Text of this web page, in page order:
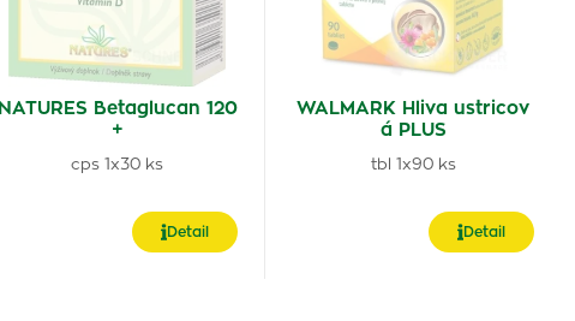
NATURES Betaglucan 120
+
cps 1x30 ks
Detail
WALMARK Hliva ustricov
á PLUS
tbl 1x90 ks
Detail